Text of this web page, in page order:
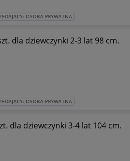
OSOBA PRYWATNA
Komplet nowy 12 szt. dla dziewczynki 2-3 lat 98 cm.
OSOBA PRYWATNA
Komplet nowy 11szt. dla dziewczynki 3-4 lat 104 cm.